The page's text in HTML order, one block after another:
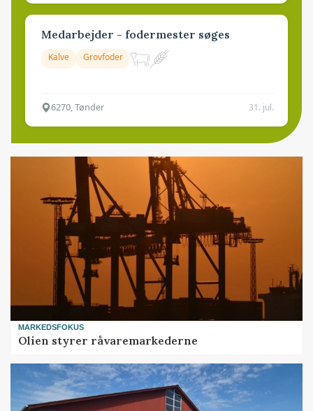
Medarbejder - fodermester søges
Kalve Grovfoder
6270, Tønder 31. jul.
MARKEDSFOKUS
Olien styrer råvaremarkederne